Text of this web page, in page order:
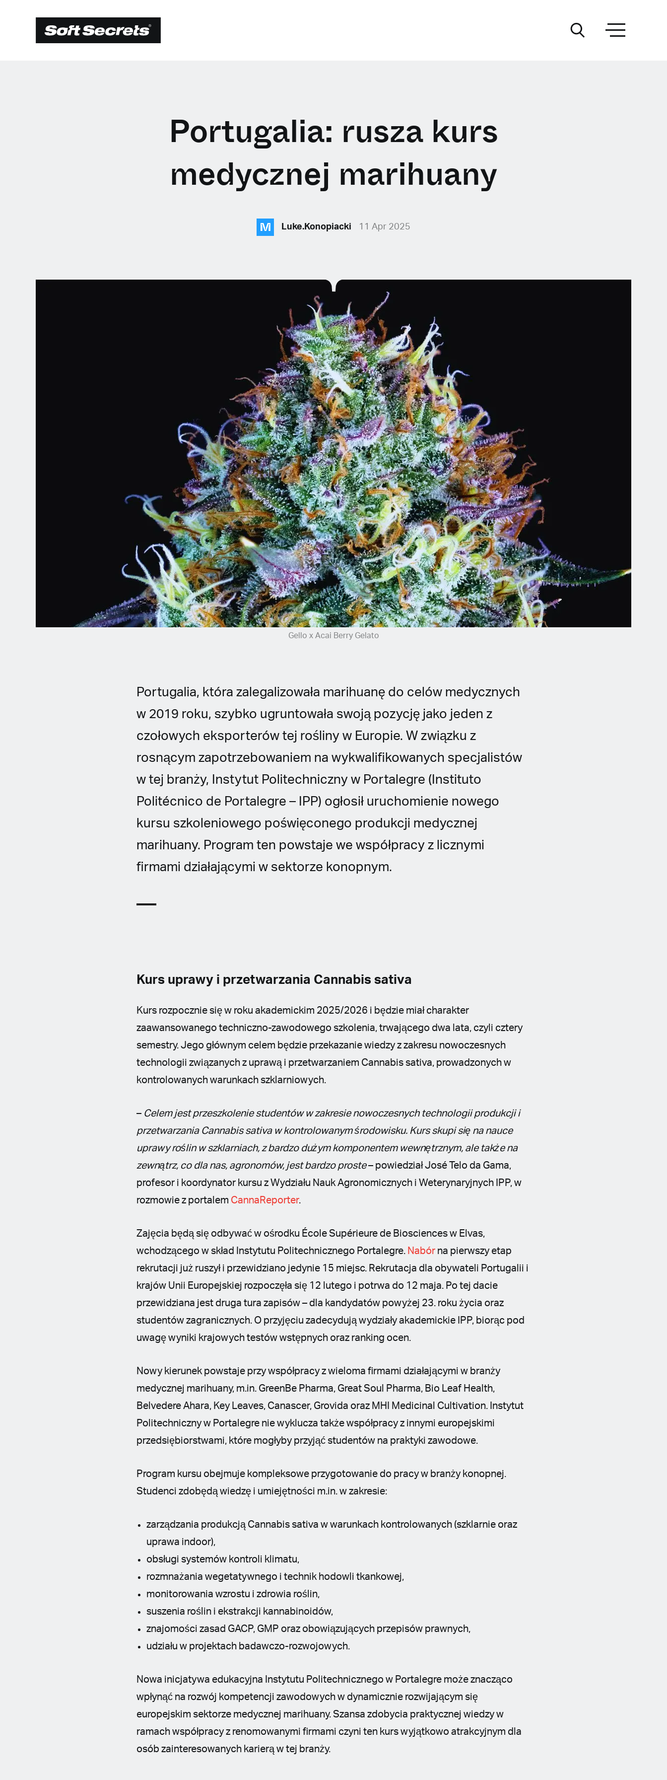
WYBIERZ
Portugalia: rusza kurs
medycznej marihuany
M Luke.Konopiacki 11 Apr 2025
Gello x Acai Berry Gelato
Portugalia, która zalegalizowała marihuanę do celów medycznych
w 2019 roku, szybko ugruntowała swoją pozycję jako jeden z
czołowych eksporterów tej rośliny w Europie. W związku z
rosnącym zapotrzebowaniem na wykwalifikowanych specjalistów
w tej branży, Instytut Politechniczny w Portalegre (Instituto
Politécnico de Portalegre – IPP) ogłosił uruchomienie nowego
kursu szkoleniowego poświęconego produkcji medycznej
marihuany. Program ten powstaje we współpracy z licznymi
firmami działającymi w sektorze konopnym.
Kurs uprawy i przetwarzania Cannabis sativa
Kurs rozpocznie się w roku akademickim 2025/2026 i będzie miał charakter
zaawansowanego techniczno-zawodowego szkolenia, trwającego dwa lata, czyli cztery
semestry. Jego głównym celem będzie przekazanie wiedzy z zakresu nowoczesnych
technologii związanych z uprawą i przetwarzaniem Cannabis sativa, prowadzonych w
kontrolowanych warunkach szklarniowych.
– Celem jest przeszkolenie studentów w zakresie nowoczesnych technologii produkcji i
przetwarzania Cannabis sativa w kontrolowanym środowisku. Kurs skupi się na nauce
uprawy roślin w szklarniach, z bardzo dużym komponentem wewnętrznym, ale także na
zewnątrz, co dla nas, agronomów, jest bardzo proste– powiedział José Telo da Gama,
profesor i koordynator kursu z Wydziału Nauk Agronomicznych i Weterynaryjnych IPP, w
rozmowie z portalem CannaReporter.
Zajęcia będą się odbywać w ośrodku École Supérieure de Biosciences w Elvas,
wchodzącego w skład Instytutu Politechnicznego Portalegre. Nabór na pierwszy etap
rekrutacji już ruszył i przewidziano jedynie 15 miejsc. Rekrutacja dla obywateli Portugalii i
krajów Unii Europejskiej rozpoczęła się 12 lutego i potrwa do 12 maja. Po tej dacie
przewidziana jest druga tura zapisów – dla kandydatów powyżej 23. roku życia oraz
studentów zagranicznych. O przyjęciu zadecydują wydziały akademickie IPP, biorąc pod
uwagę wyniki krajowych testów wstępnych oraz ranking ocen.
Nowy kierunek powstaje przy współpracy z wieloma firmami działającymi w branży
medycznej marihuany, m.in. GreenBe Pharma, Great Soul Pharma, Bio Leaf Health,
Belvedere Ahara, Key Leaves, Canascer, Grovida oraz MHI Medicinal Cultivation. Instytut
Politechniczny w Portalegre nie wyklucza także współpracy z innymi europejskimi
przedsiębiorstwami, które mogłyby przyjąć studentów na praktyki zawodowe.
Program kursu obejmuje kompleksowe przygotowanie do pracy w branży konopnej.
Studenci zdobędą wiedzę i umiejętności m.in. w zakresie:
zarządzania produkcją Cannabis sativa w warunkach kontrolowanych (szklarnie oraz
uprawa indoor),
obsługi systemów kontroli klimatu,
rozmnażania wegetatywnego i technik hodowli tkankowej,
monitorowania wzrostu i zdrowia roślin,
suszenia roślin i ekstrakcji kannabinoidów,
znajomości zasad GACP, GMP oraz obowiązujących przepisów prawnych,
udziału w projektach badawczo-rozwojowych.
Nowa inicjatywa edukacyjna Instytutu Politechnicznego w Portalegre może znacząco
wpłynąć na rozwój kompetencji zawodowych w dynamicznie rozwijającym się
europejskim sektorze medycznej marihuany. Szansa zdobycia praktycznej wiedzy w
ramach współpracy z renomowanymi firmami czyni ten kurs wyjątkowo atrakcyjnym dla
osób zainteresowanych karierą w tej branży.